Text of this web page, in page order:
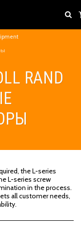
RAND
the L-series
L-series screw
in the process.
all customer needs,